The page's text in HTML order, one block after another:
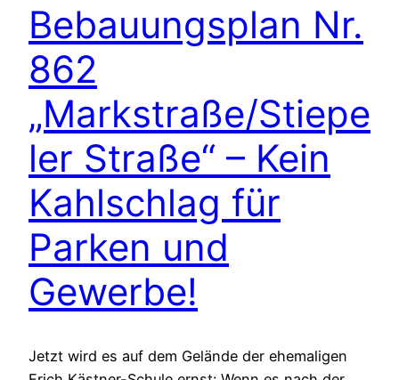
Bebauungsplan Nr.
862
„Markstraße/Stiepe
ler Straße“ – Kein
Kahlschlag für
Parken und
Gewerbe!
Jetzt wird es auf dem Gelände der ehemaligen